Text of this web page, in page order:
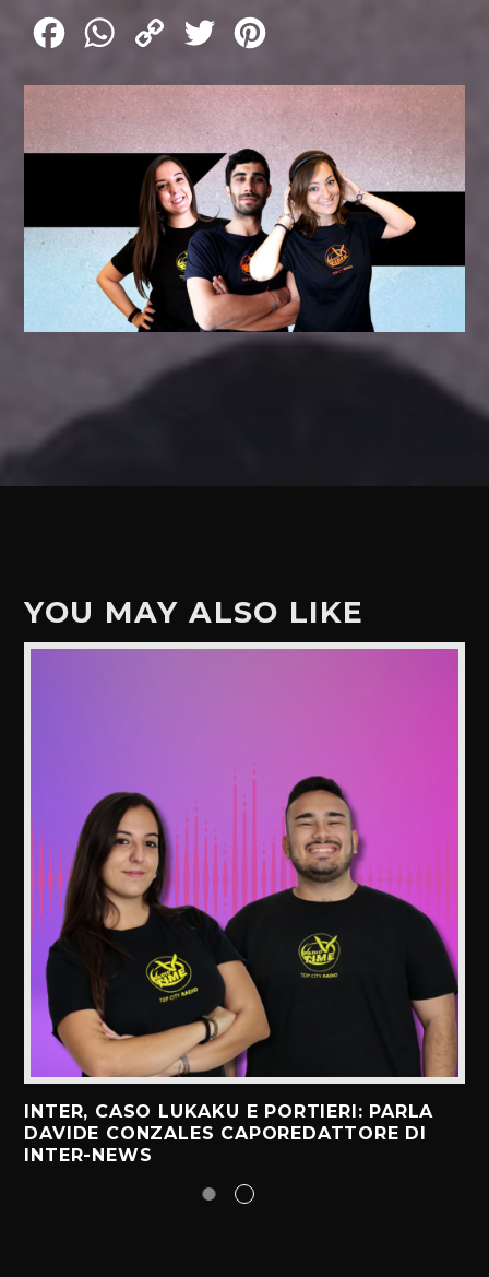
FacebookWhatsApp
Copy
Twitter
YOU MAY ALSO LIKE
INTER, CASO LUKAKU E PORTIERI: PARLA
DAVIDE CONZALES CAPOREDATTORE DI
INTER-NEWS